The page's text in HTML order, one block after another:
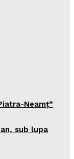
Neamţ“
sub lupa